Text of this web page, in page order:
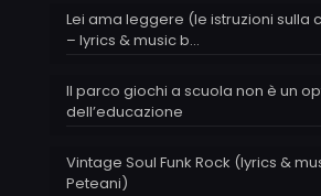
Lei ama leggere (le istruzioni sulla
– lyrics & music b…
Il parco giochi a scuola non è un
dell’educazione
Vintage Soul Funk Rock (lyrics &
Peteani)